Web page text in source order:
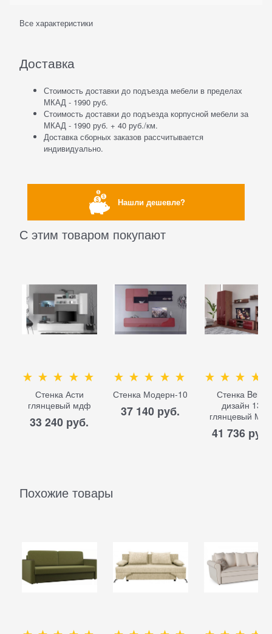
Все характеристики
Доставка
Стоимость доставки до подъезда мебели в пределах
МКАД - 1990 руб.
Стоимость доставки до подъезда корпусной мебели за
МКАД - 1990 руб. + 40 руб./км.
Доставка сборных заказов рассчитывается
индивидуально.
Нашли дешевле?
С этим товаром покупают
Стенка Асти
глянцевый мдф
33 240 руб.
Стенка Модерн-10
37 140 руб.
Стенка Bello
дизайн 13
глянцевый
41 736 руб.
Похожие товары